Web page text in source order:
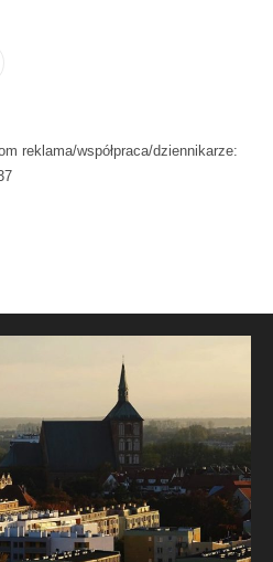
reklama/współpraca/dziennikarze: